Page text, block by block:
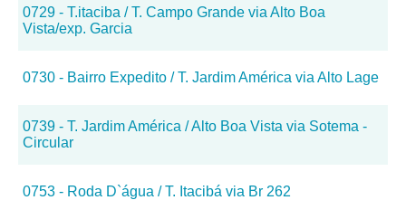
0729 - T.itaciba / T. Campo Grande via Alto Boa
Vista/exp. Garcia
0730 - Bairro Expedito / T. Jardim América via Alto Lage
0739 - T. Jardim América / Alto Boa Vista via Sotema -
Circular
0753 - Roda D`água / T. Itacibá via Br 262